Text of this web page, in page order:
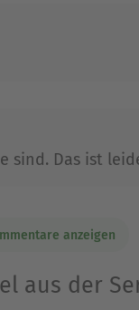
Deutschland
sind. Das ist
anzeigen
aus der